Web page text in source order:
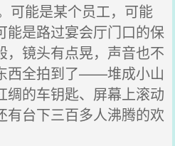
可能是某个员工，可能
能是路过宴会厅门口的保
，镜头有点晃，声音也不
西全拍到了——堆成小山
绸的车钥匙、屏幕上滚动
有台下三百多人沸腾的欢